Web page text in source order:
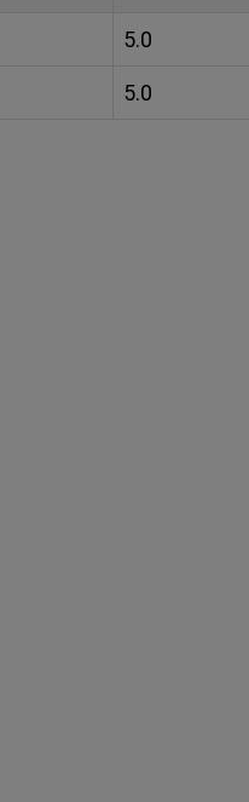
5.0
5.0